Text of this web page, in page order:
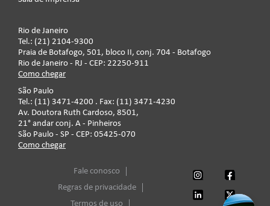
Rio de Janeiro
Tel.: (21) 2104-9300
Praia de Botafogo, 501, bloco II, conj. 704 - Botafogo
Rio de Janeiro - RJ - CEP: 22250-911
Como chegar
São Paulo
Tel.: (11) 3471-4200 . Fax: (11) 3471-4230
Av. Doutora Ruth Cardoso, 8501,
21° andar conj. A - Pinheiros
São Paulo - SP - CEP: 05425-070
Como chegar
Fale conosco
Regras de privacidade
Termos de uso